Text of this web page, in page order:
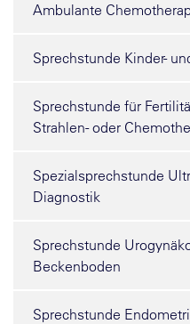
Ambulante
Sprechstunde Kinder-
Sprechstunde für
Strahlen- oder
Spezialsprechstunde
Diagnostik
Sprechstunde
Beckenboden
Sprechstunde